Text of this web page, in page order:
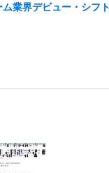
業界デビュー・シフ